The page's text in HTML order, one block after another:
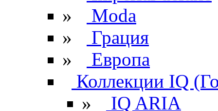
»
Moda
»
Грация
»
Европа
Коллекции IQ
»
IQ ARIA